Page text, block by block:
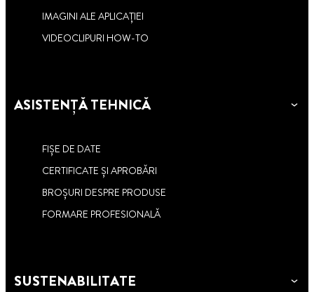
IMAGINI ALE APLICAȚIEI
VIDEOCLIPURI HOW-TO
ASISTENȚĂ TEHNICĂ
FIȘE DE DATE
CERTIFICATE ȘI APROBĂRI
BROȘURI DESPRE PRODUSE
FORMARE PROFESIONALĂ
SUSTENABILITATE